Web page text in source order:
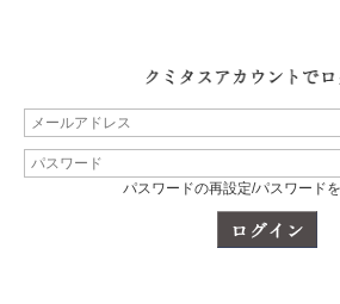
パスワードの再設定/パスワード